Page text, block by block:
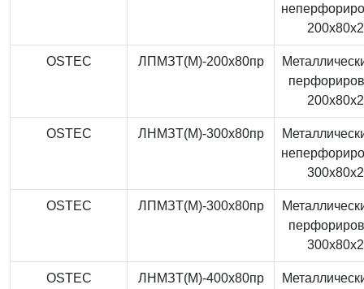
OSTEC ЛПМЗТ(М)-200x80пр
OSTEC ЛНМЗТ(М)-300x80пр
OSTEC ЛПМЗТ(М)-300x80пр
OSTEC ЛНМЗТ(М)-400x80пр